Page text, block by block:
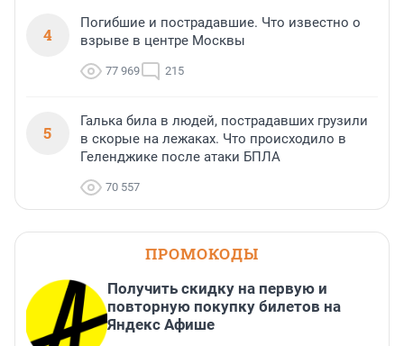
4
Погибшие и пострадавшие. Что известно о
взрыве в центре Москвы
77 969 215
5
Галька била в людей, пострадавших грузили
в скорые на лежаках. Что происходило в
Геленджике после атаки БПЛА
70 557
ПРОМОКОДЫ
Получить скидку на первую и
повторную покупку билетов на
Яндекс Афише